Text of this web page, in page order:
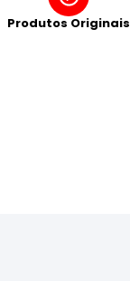
Produtos Originais